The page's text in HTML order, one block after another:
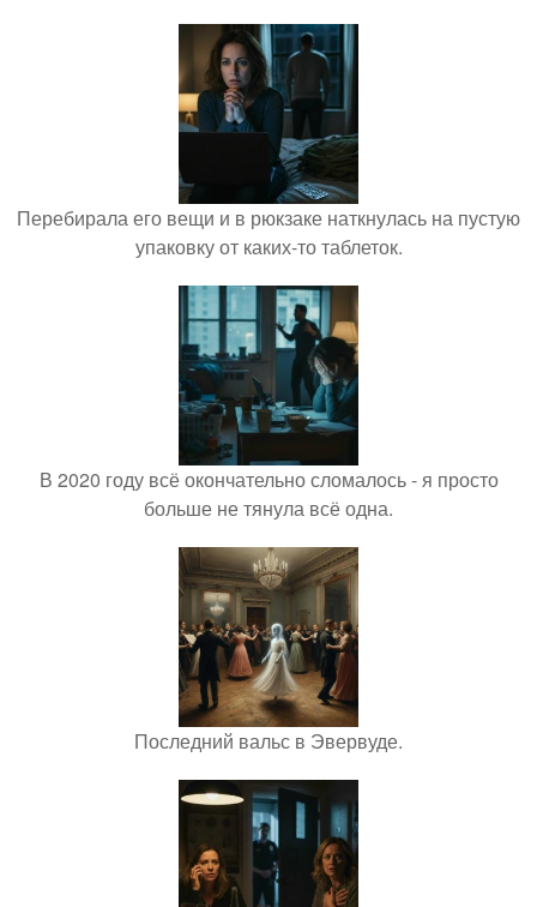
Перебирала его вещи и в рюкзаке наткнулась на пустую
упаковку от каких-то таблеток.
В 2020 году всё окончательно сломалось - я просто
больше не тянула всё одна.
Последний вальс в Эвервуде.